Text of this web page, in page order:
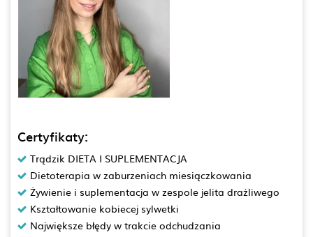
Certyfikaty:
Trądzik DIETA I SUPLEMENTACJA
Dietoterapia w zaburzeniach miesiączkowania
Żywienie i suplementacja w zespole jelita drażliwego
Kształtowanie kobiecej sylwetki
Największe błędy w trakcie odchudzania